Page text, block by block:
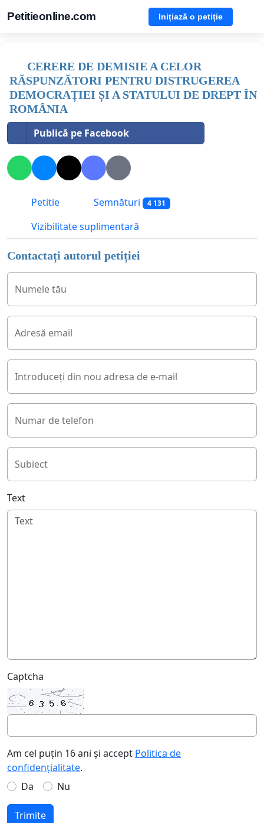
Petitieonline.com Inițiază o petiție
CERERE DE DEMISIE A CELOR
RĂSPUNZĂTORI PENTRU DISTRUGEREA
DEMOCRAȚIEI ȘI A STATULUI DE DREPT ÎN
ROMÂNIA
Publică pe Facebook
Petitie Semnături 4 131
Vizibilitate suplimentară
Contactați autorul petiției
Numele tău
Adresă email
Introduceți din nou adresa de e-mail
Numar de telefon
Subiect
Text
Captcha
Am cel puțin 16 ani și accept Politica de
confidențialitate.
Da
Nu
Trimite